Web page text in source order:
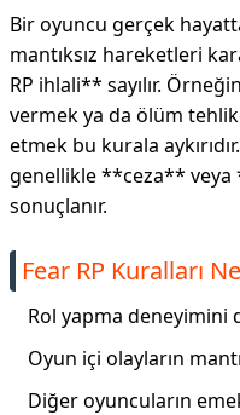
Bir oyuncu gerçek
mantıksız hareketleri
RP ihlali** sayılır.
vermek ya da ölüm
etmek bu kurala
genellikle **ceza**
sonuçlanır.
Fear RP Kuralları
Rol yapma deneyimini
Oyun içi olayların
Diğer oyuncuların